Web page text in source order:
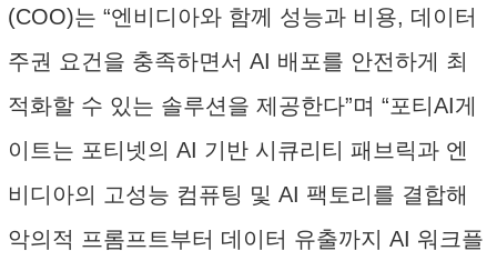
(COO)는 “엔비디아와 함께 성능과 비용, 데이터
주권 요건을 충족하면서 AI 배포를 안전하게 최
적화할 수 있는 솔루션을 제공한다”며 “포티AI게
이트는 포티넷의 AI 기반 시큐리티 패브릭과 엔
비디아의 고성능 컴퓨팅 및 AI 팩토리를 결합해
악의적 프롬프트부터 데이터 유출까지 AI 워크플